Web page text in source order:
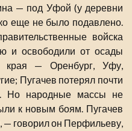
— под Уфой (у деревни
еще не было подавлено.
войска
и освободили от осады
края — Оренбург, Уфу,
Пугачев потерял почти
Но народные массы не
к новым боям. Пугачев
— говорил он Перфильеву,